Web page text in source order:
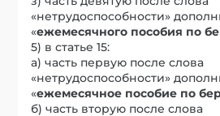
«нетрудоспособности»
«ежемесячного пособия по
5) в статье 15:
а) часть первую после слова
«нетрудоспособности»
«ежемесячное пособие по
б) часть вторую после слова